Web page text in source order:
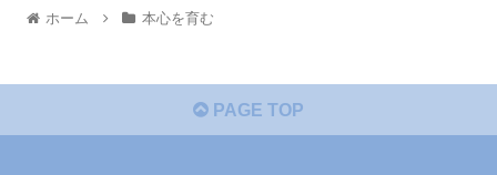
ホーム 本心を育む
PAGE TOP